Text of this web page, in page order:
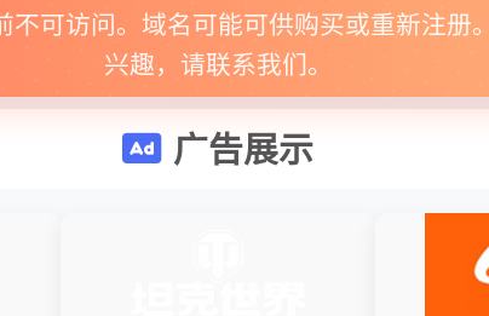
不可访问。域名可能可供购买或重新注册
兴趣，请联系我们。
广告展示